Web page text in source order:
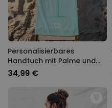
Personalisierbares
Handtuch mit Palme und
Text
34,99 €